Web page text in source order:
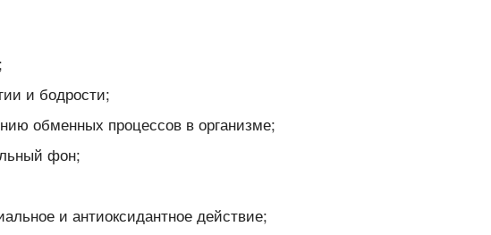
и бодрости;
обменных процессов в организме;
фон;
и антиоксидантное действие;